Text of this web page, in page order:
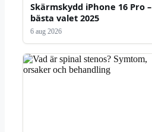
Skärmskydd iPhone 16 Pro –
bästa valet 2025
6 aug 2026